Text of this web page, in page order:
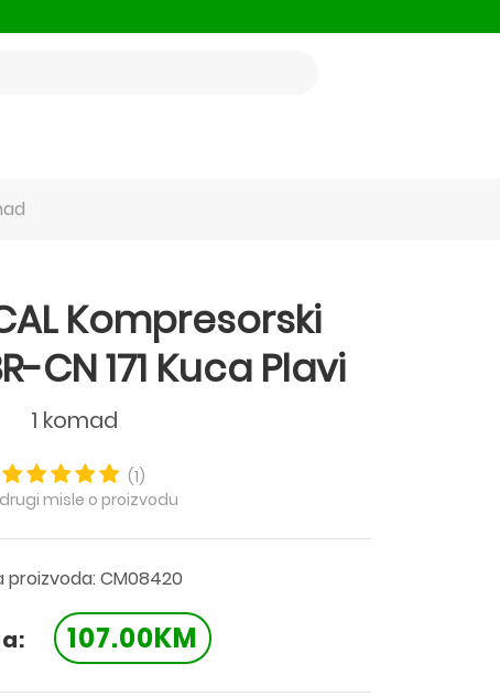
Kompresorski
CN 171 Kuca Plavi
1 komad
(1)
misle o proizvodu
proizvoda: CM08420
107.00KM